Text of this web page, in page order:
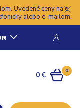
Uvedené ceny na e-
alebo e-mailom.
0
0 €